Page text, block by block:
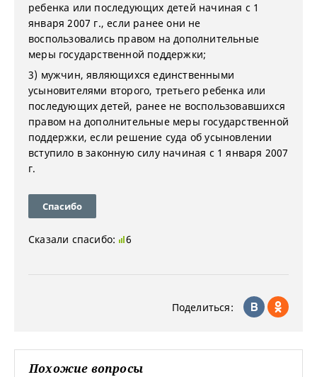
ребенка или последующих детей начиная с 1
января 2007 г., если ранее они не
воспользовались правом на дополнительные
меры государственной поддержки;
3) мужчин, являющихся единственными
усыновителями второго, третьего ребенка или
последующих детей, ранее не воспользовавшихся
правом на дополнительные меры государственной
поддержки, если решение суда об усыновлении
вступило в законную силу начиная с 1 января 2007
г.
Спасибо
Сказали спасибо: 6
Поделиться:
Похожие вопросы